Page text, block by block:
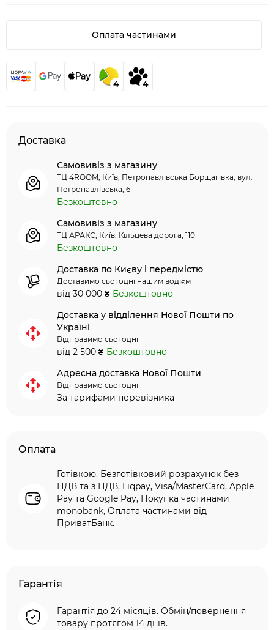
Оплата частинами
4 4
Доставка
Самовивіз з магазину
ТЦ 4ROOM, Київ, Петропавлівська Борщагівка, вул.
Петропавлівська, 6
Безкоштовно
Самовивіз з магазину
ТЦ АРАКС, Київ, Кільцева дорога, 110
Безкоштовно
Доставка по Києву і передмістю
Доставимо сьогодні нашим водієм
від 30 000 ₴ Безкоштовно
Доставка у відділення Нової Пошти по
Україні
Відправимо сьогодні
від 2 500 ₴ Безкоштовно
Адресна доставка Нової Пошти
Відправимо сьогодні
За тарифами перевізника
Оплата
Готівкою, Безготівковий розрахунок без
ПДВ та з ПДВ, Liqpay, Visa/MasterCard, Apple
Pay та Google Pay, Покупка частинами
monobank, Оплата частинами від
ПриватБанк.
Гарантія
Гарантія до 24 місяців. Обмін/повернення
товару протягом 14 днів.